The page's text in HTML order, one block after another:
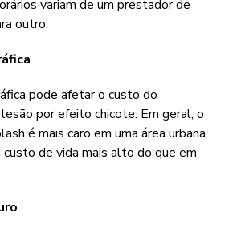
variam de um prestador de
outro.
pode afetar o custo do
por efeito chicote. Em geral, o
é mais caro em uma área urbana
de vida mais alto do que em